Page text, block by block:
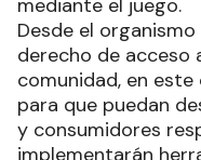
mediante el juego.
Desde el
derecho de acceso
comunidad, en
para que puedan
y consumidores
implementarán